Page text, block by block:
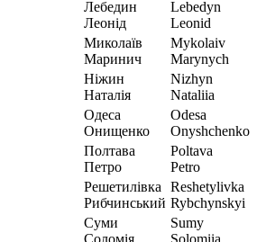
Лебедин
Леонід
Lebedyn
Leonid
Миколаїв
Маринич
Mykolaiv
Marynych
Ніжин
Наталія
Nizhyn
Nataliia
Одеса
Онищенко
Odesa
Onyshchenko
Полтава
Петро
Poltava
Petro
Решетилівка
Рибчинський
Reshetylivka
Rybchynskyi
Суми
Соломія
Sumy
Solomiia